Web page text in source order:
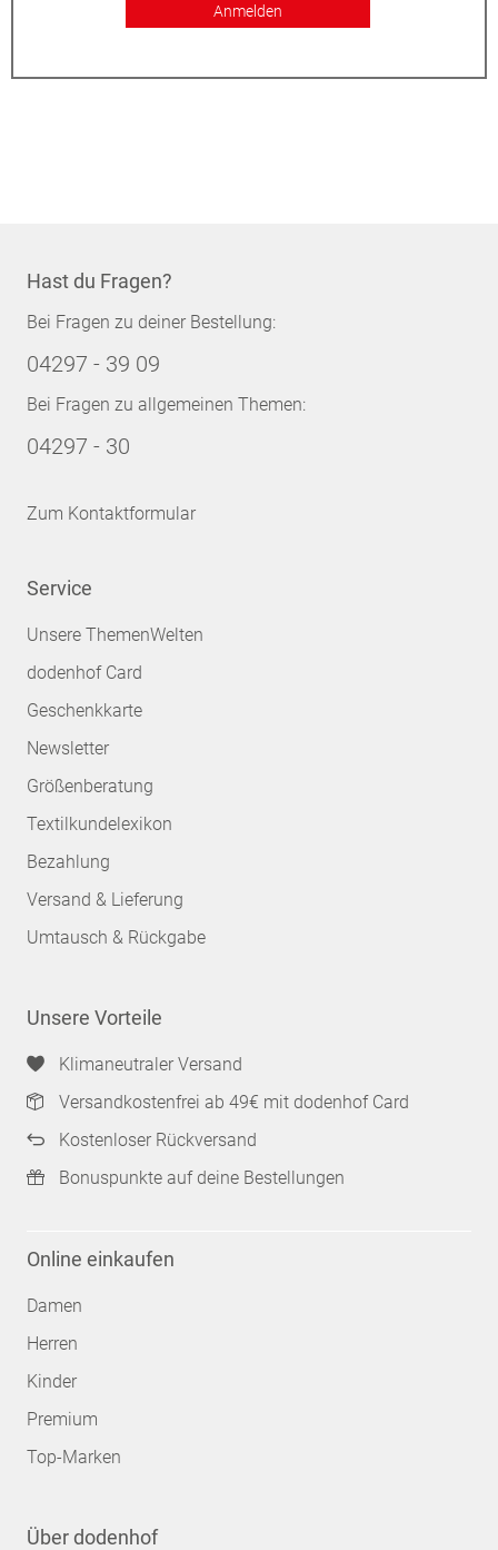
Anmelden
Hast du Fragen?
Bei Fragen zu deiner Bestellung:
04297 - 39 09
Bei Fragen zu allgemeinen Themen:
04297 - 30
Zum Kontaktformular
Service
Unsere ThemenWelten
dodenhof Card
Geschenkkarte
Newsletter
Größenberatung
Textilkundelexikon
Bezahlung
Versand & Lieferung
Umtausch & Rückgabe
Unsere Vorteile
Klimaneutraler Versand
Versandkostenfrei ab 49€ mit dodenhof Card
Kostenloser Rückversand
Bonuspunkte auf deine Bestellungen
Online einkaufen
Damen
Herren
Kinder
Premium
Top-Marken
Über dodenhof